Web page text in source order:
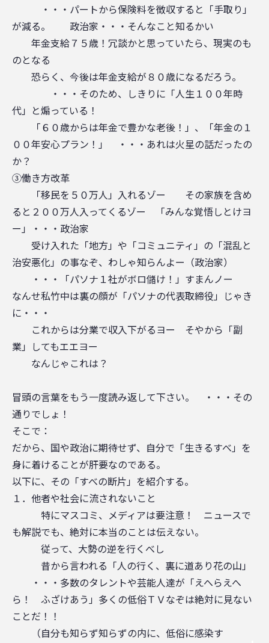
・・・パートから保険料を徴収すると「手取り」
が減る。 政治家・・・そんなこと知るかい
年金支給７５歳！冗談かと思っていたら、現実のも
のとなる
恐らく、今後は年金支給が８０歳になるだろう。
・・・そのため、しきりに「人生１００年時
代」と煽っている！
「６０歳からは年金で豊かな老後！」、「年金の１
００年安心プラン！」 ・・・あれは火星の話だったの
か？
③働き方改革
「移民を５０万人」入れるゾー その家族を含め
ると２００万人入ってくるゾー 「みんな覚悟しとけヨ
ー」・・・政治家
受け入れた「地方」や「コミュニティ」の「混乱と
治安悪化」の事なぞ、わしゃ知らんよー（政治家）
・・・「パソナ１社がボロ儲け！」すまんノー
なんせ私竹中は裏の顔が「パソナの代表取締役」じゃき
に・・・
これからは分業で収入下がるヨー そやから「副
業」してもエエヨー
なんじゃこれは？
冒頭の言葉をもう一度読み返して下さい。 ・・・その
通りでしょ！
そこで：
だから、国や政治に期待せず、自分で「生きるすべ」を
身に着けることが肝要なのである。
以下に、その「すべの断片」を紹介する。
１．他者や社会に流されないこと
特にマスコミ、メディアは要注意！ ニュースで
も解説でも、絶対に本当のことは伝えない。
従って、大勢の逆を行くべし
昔から言われる「人の行く、裏に道あり花の山」
・・・多数のタレントや芸能人達が「えへらえへ
ら！ ふざけあう」多くの低俗ＴＶなぞは絶対に見ない
ことだ！！
（自分も知らず知らずの内に、低俗に感染す